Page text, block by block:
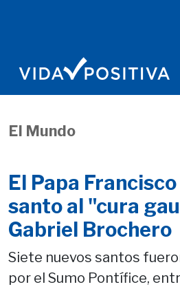
El Mundo
El Papa
santo al "cura
Gabriel Brochero
Siete nuevos santos
por el Sumo Pontífice,